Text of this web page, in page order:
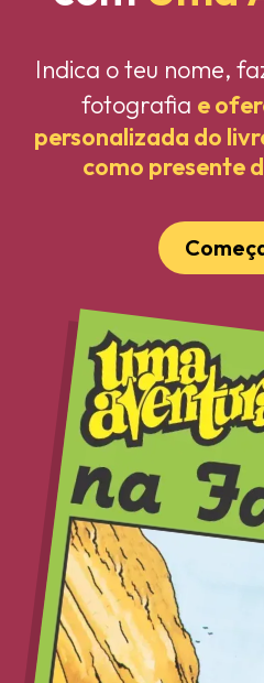
Indica o teu nome,
fotografia e
personalizada do
como presente